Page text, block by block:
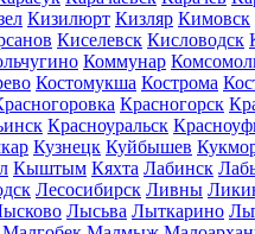
Кизилюрт Кизляр Кимовск
Киселевск Кисловодск
Коммунар
Костомукша Кострома
Красногорск
Красноуральск
Кузнецк Куйбышев
Кыштым Кяхта Лабинск
Лесосибирск Ливны
Лысьва Лыткарино